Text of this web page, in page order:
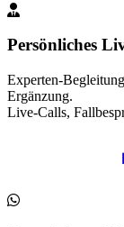
Persönliches
Experten-
Ergänzung.
Live-Calls,